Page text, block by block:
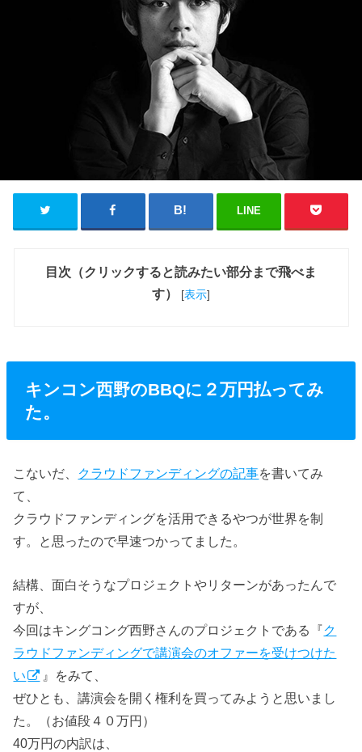
LINE
目次（クリックすると読みたい部分まで飛べま
す）
[表示]
キンコン西野のBBQに２万円払ってみ
た。
こないだ、 クラウドファンディングの記事を書いてみ
て、
クラウドファンディングを活用できるやつが世界を制
す。と思ったので早速つかってました。
結構、面白そうなプロジェクトやリターンがあったんで
すが、
今回はキングコング西野さんのプロジェクトである『ク
ラウドファンディングで講演会のオファーを受けつけた
い
』をみて、
ぜひとも、講演会を開く権利を買ってみようと思いまし
た。（お値段４０万円）
40万円の内訳は、